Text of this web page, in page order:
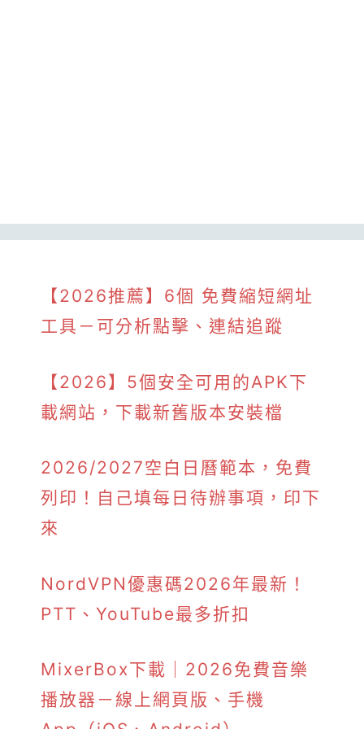
【2026推薦】6個 免費縮短網址
工具－可分析點擊、連結追蹤
【2026】5個安全可用的APK下
載網站，下載新舊版本安裝檔
2026/2027空白日曆範本，免費
列印！自己填每日待辦事項，印下
來
NordVPN優惠碼2026年最新！
PTT、YouTube最多折扣
MixerBox下載｜2026免費音樂
播放器－線上網頁版、手機